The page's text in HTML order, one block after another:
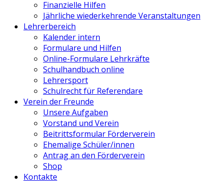
Finanzielle Hilfen
Jährliche wiederkehrende Veranstaltungen
Lehrerbereich
Kalender intern
Formulare und Hilfen
Online-Formulare Lehrkräfte
Schulhandbuch online
Lehrersport
Schulrecht für Referendare
Verein der Freunde
Unsere Aufgaben
Vorstand und Verein
Beitrittsformular Förderverein
Ehemalige Schüler/innen
Antrag an den Förderverein
Shop
Kontakte